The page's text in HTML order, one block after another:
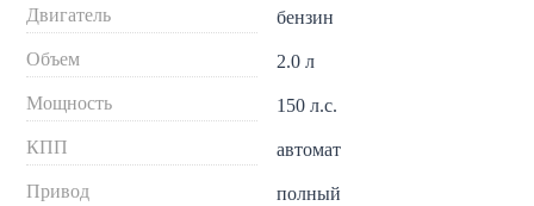
Двигатель бензин
Объем 2.0 л
Мощность 150 л.с.
КПП автомат
Привод полный